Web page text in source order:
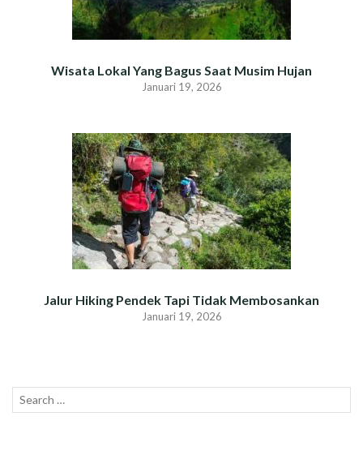
Wisata Lokal Yang Bagus Saat Musim Hujan
Januari 19, 2026
Jalur Hiking Pendek Tapi Tidak Membosankan
Januari 19, 2026
Search